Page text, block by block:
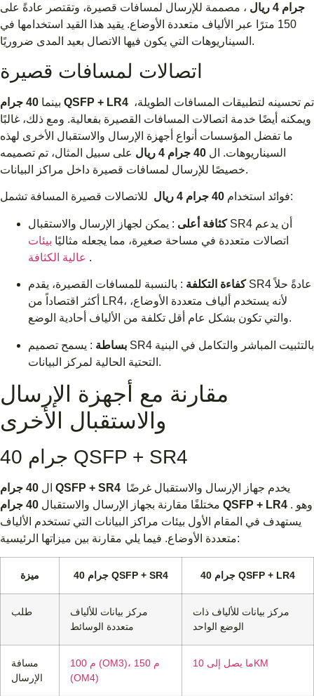
جرام 4 ريال
، مصممة للإرسال لمسافات قصيرة، وتقتصر عادةً على
150 مترًا عبر الألياف متعددة الأوضاع. يقيد هذا القيد استخدامها في
السيناريوهات التي يكون فيها الاتصال بعيد المدى ضروريًا.
اتصالات لمسافات قصيرة
بينما 40 جرام QSFP + LR4
ويمكنه أيضًا خدمة اتصالات المسافات القصيرة بفعالية. ومع ذلك، غالبًا
ما تفضل المؤسسات أنواع أجهزة الإرسال والاستقبال الأخرى لهذه
السيناريوهات. ال 40 جرام 4 ريال
على سبيل المثال، تم تصميمه
خصيصًا للإرسال لمسافات قصيرة داخل مراكز البيانات.
فوائد استخدام 40 جرام 4 ريال للاتصالات قصيرة المسافة تشمل:
كثافة أعلى : يمكن لجهاز الإرسال والاستقبال SR4 أن يدعم
اتصالات متعددة في مساحة صغيرة، مما يجعله مثاليًا بيئات
.
كفاءة التكلفة : بالنسبة للمسافات القصيرة، يقدم SR4 عادةً حلاً
أكثر اقتصاداً من LR4، لأنه يستخدم ألياف متعددة الأوضاع،
والتي تكون بشكل عام أقل تكلفة من الألياف أحادية الوضع.
بساطة : يسمح تصميم SR4 بالتثبيت المباشر والتكامل في البنية
التحتية الحالية لمركز البيانات.
مقارنة مع أجهزة الإرسال
والاستقبال الأخرى
40 جرام QSFP + SR4
ال 40 جرام QSFP + SR4
مختلفًا مقارنة بجهاز الإرسال والاستقبال 40 جرام QSFP + LR4 . وهو
يستهدف في المقام الأول بيئات مراكز البيانات التي تستخدم الألياف
متعددة الأوضاع. فيما يلي مقارنة بين ميزاتها الرئيسية:
ميزة 40 جرام QSFP + SR4 40 جرام QSFP + LR4
طلب
مركز بيانات للألياف
متعددة الوسائط
مركز بيانات للألياف ذات
الوضع الواحد
مسافة
الإرسال
100 م (OM3)، 150 م
(OM4)
ما يصل إلى 10KM